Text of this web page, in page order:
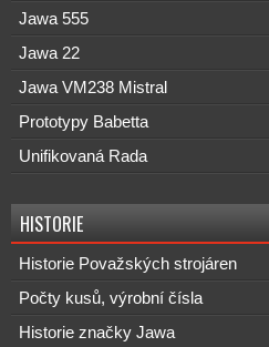
Jawa 555
Jawa 22
Jawa VM238 Mistral
Prototypy Babetta
Unifikovaná Rada
HISTORIE
Historie Považských strojáren
Počty kusů, výrobní čísla
Historie značky Jawa